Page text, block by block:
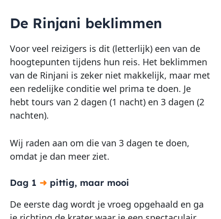
De Rinjani beklimmen
Voor veel reizigers is dit (letterlijk) een van de
hoogtepunten tijdens hun reis. Het beklimmen
van de Rinjani is zeker niet makkelijk, maar met
een redelijke conditie wel prima te doen. Je
hebt tours van 2 dagen (1 nacht) en 3 dagen (2
nachten).
Wij raden aan om die van 3 dagen te doen,
omdat je dan meer ziet.
Dag 1 ➜ pittig, maar mooi
De eerste dag wordt je vroeg opgehaald en ga